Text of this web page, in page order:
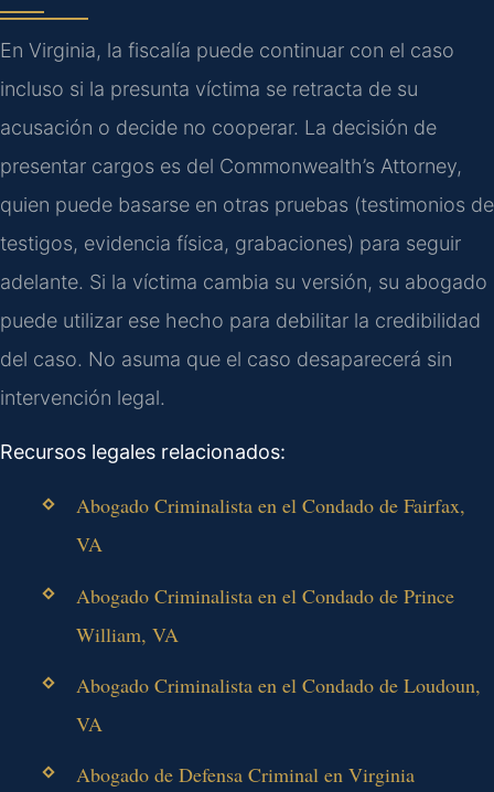
En Virginia, la fiscalía puede continuar con el caso
incluso si la presunta víctima se retracta de su
acusación o decide no cooperar. La decisión de
presentar cargos es del Commonwealth’s Attorney,
quien puede basarse en otras pruebas (testimonios de
testigos, evidencia física, grabaciones) para seguir
adelante. Si la víctima cambia su versión, su abogado
puede utilizar ese hecho para debilitar la credibilidad
del caso. No asuma que el caso desaparecerá sin
intervención legal.
Recursos legales relacionados:
Abogado Criminalista en el Condado de Fairfax,
VA
Abogado Criminalista en el Condado de Prince
William, VA
Abogado Criminalista en el Condado de Loudoun,
VA
Abogado de Defensa Criminal en Virginia